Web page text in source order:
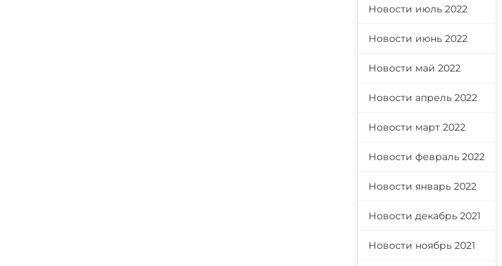
Новости июль 2022
Новости июнь 2022
Новости май 2022
Новости апрель 2022
Новости март 2022
Новости февраль 2022
Новости январь 2022
Новости декабрь 2021
Новости ноябрь 2021